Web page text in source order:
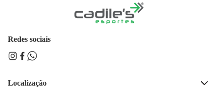
Redes sociais
Localização